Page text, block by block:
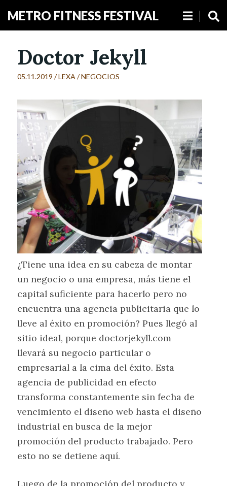
METRO FITNESS FESTIVAL
Doctor Jekyll
05.11.2019 /LEXA /NEGOCIOS
¿Tiene una idea en su cabeza de montar
un negocio o una empresa, más tiene el
capital suficiente para hacerlo pero no
encuentra una agencia publicitaria que lo
lleve al éxito en promoción? Pues llegó al
sitio ideal, porque doctorjekyll.com
llevará su negocio particular o
empresarial a la cima del éxito. Esta
agencia de publicidad en efecto
transforma constantemente sin fecha de
vencimiento el diseño web hasta el diseño
industrial en busca de la mejor
promoción del producto trabajado. Pero
esto no se detiene aquí.